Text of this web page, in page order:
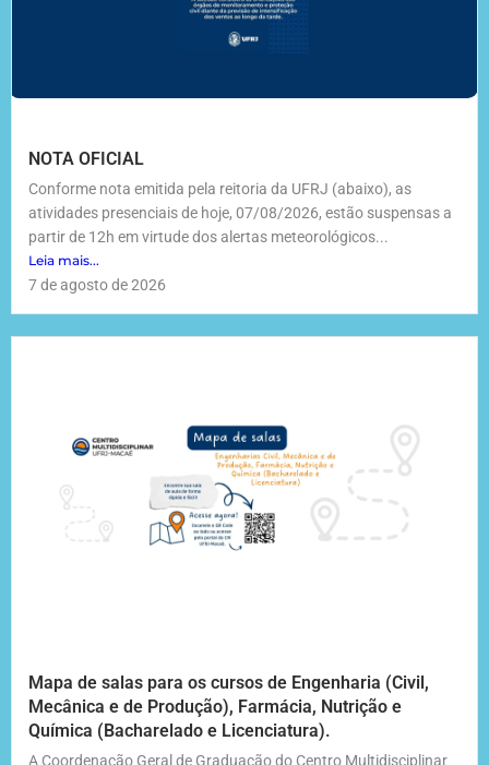
NOTA OFICIAL
Conforme nota emitida pela reitoria da UFRJ (abaixo), as
atividades presenciais de hoje, 07/08/2026, estão suspensas a
partir de 12h em virtude dos alertas meteorológicos...
Leia mais...
7 de agosto de 2026
Mapa de salas para os cursos de Engenharia (Civil,
Mecânica e de Produção), Farmácia, Nutrição e
Química (Bacharelado e Licenciatura).
A Coordenação Geral de Graduação do Centro Multidisciplinar